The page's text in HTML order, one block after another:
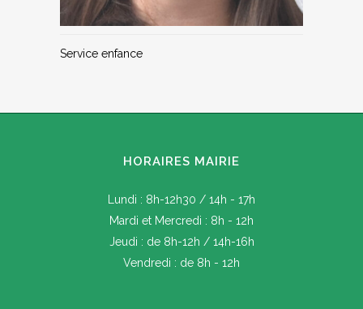
Service enfance
HORAIRES MAIRIE
Lundi : 8h-12h30 / 14h - 17h
Mardi et Mercredi : 8h - 12h
Jeudi : de 8h-12h / 14h-16h
Vendredi : de 8h - 12h